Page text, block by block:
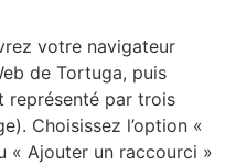
votre navigateur
de Tortuga, puis
représenté par trois
Choisissez l’option «
« Ajouter un raccourci »